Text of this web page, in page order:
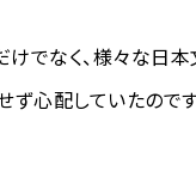
けでなく、様々な
ず心配していたの